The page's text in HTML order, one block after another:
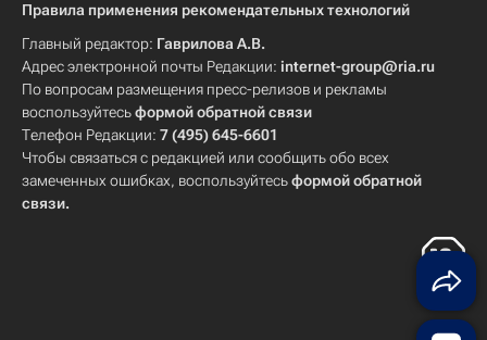
Правила применения рекомендательных технологий
Главный редактор: Гаврилова А.В.
Адрес электронной почты Редакции: internet-group@ria.ru
По вопросам размещения пресс-релизов и рекламы
воспользуйтесьформой обратной связи
Телефон Редакции: 7 (495) 645-6601
Чтобы связаться с редакцией или сообщить обо всех
замеченных ошибках, воспользуйтесьформой обратной
связи.